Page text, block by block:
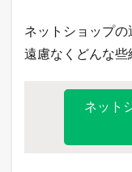
ネットショップ
遠慮なくどんな些
ネット